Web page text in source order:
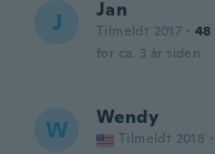
J Jan
Tilmeldt 2017 · 48
for ca. 3 år siden
W Wendy
Tilmeldt 2018 ·